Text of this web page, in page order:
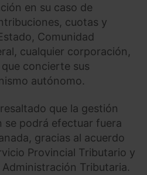
en su caso de
cuotas y
Comunidad
cualquier corporación,
concierte sus
autónomo.
que la gestión
se podrá efectuar fuera
gracias al acuerdo
Provincial Tributario y
Tributaria.